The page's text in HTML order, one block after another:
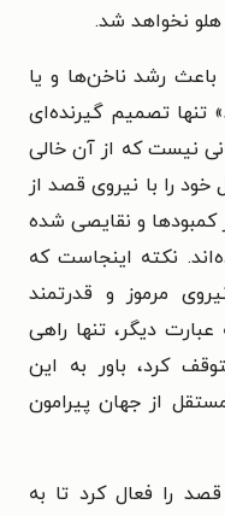
نخواهد شد.
رشد ناخن‌ها و یا
تصمیم ‌گیرنده‌ای
نیست که از آن خالی
خود را با نیروی قصد از
و نقایصی شده
نکته اینجاست که
مرموز و قدرتمند
دیگر، تنها راهی
کرد، باور به این
از جهان پیرامون
را فعال کرد تا به